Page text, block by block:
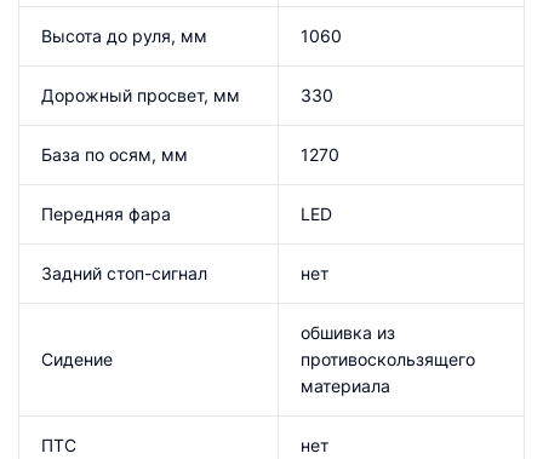
Высота до руля, мм 1060
Дорожный просвет, мм 330
База по осям, мм 1270
Передняя фара LED
Задний стоп-сигнал нет
Сидение
обшивка из
противоскользящего
материала
ПТС нет